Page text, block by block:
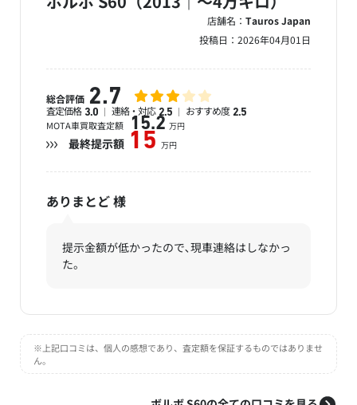
店舗名： Tauros Japan
投稿日： 2026年04月01日
総合評価 2.7
査定価格 3.0 連絡・対応 2.5 おすすめ度 2.5
MOTA車買取査定額 15.2 万円
最終提示額 15 万円
ありまとど様
提示金額が低かったので､現車連絡はしなかっ
た。
※上記口コミは、個人の感想であり、査定額を保証するものではありませ
ん。